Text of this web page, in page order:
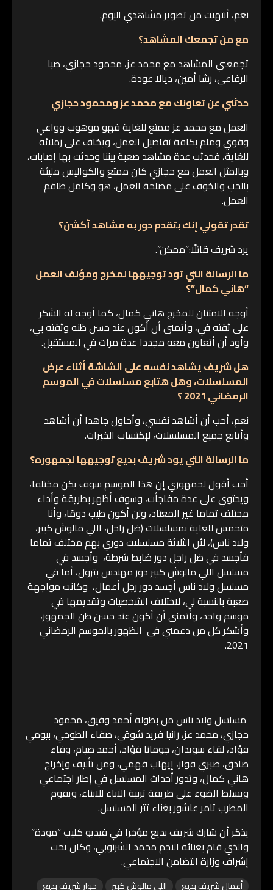
نعم، أنتهيت من تصوير مشاهدي اليوم.
مع من تجمعك المشاهد؟
تجمعني المشاهد مع محمد عز، محمود حجازي، صبا
الرفاعي، رشا أمين، ديالا عودة.
حدثني عن تعاونك مع محمد عز ومحمود حجازي
العمل مع محمد عز ممتع للغاية فهو موهوب وواعي
وقوي وملم بكافة تفاصيل العمل، ويخاف على زملائه
للغاية، فحدثت عدة مشاهد صعبة بيننا وحدثت بها إصابات،
وبالمثل العمل مع حجازي كان ممتع والكواليس مليئة
بالحب والخوف على مصلحة العمل، هو وكامل طاقم
العمل.
تقدر تقولي إنك بتقدم دور به مشاهد أكشن؟
يرد شريف قائلًا:”ممكن”.
ما الرسالة التي تود توجيهها لمخرج ومؤلف العمل
“هاني كمال”؟
أوجه الامتنان للمخرج هاني كمال، كما أوجه له الشكر
على ثقته في، وأتمنى أن أكون عند حسن ظنه وثقته بي،
وأود أن أتعاون معه مجددا عدة مرات في المستقبل.
هل شريف يشاهد نفسه على الشاشة أثناء عرض
المسلسلات، وهل هتابع مسلسلات في الموسم
الرمضاني 2021 ؟
نعم، أحب أن أشاهد نفسي، وأحاول جاهدا أن أشاهد
وأتابع جميع المسلسلات، لإكتساب الخبرات.
ما الرسالة التي يود شريف بديع توجيهها لجمهوره؟
أحب أقول لجمهوري إن هذا الموسم سوف يكن مختلفا،
ويحتوي على عدة مفاجأت، وسوف أظهر بطريقة وأداء
مختلف تماما غير المعتاد، ولن أكون طيب دومًا، وأنا
متحمس للغاية بمسلسلات (ضل راجل، اللي مالوش كبير،
ولاد ناس)، لأن الثلاثة مسلسلات دوري بهم مختلف تماما
فأجسد في ضل راجل دور ضابط شرطة، وأجسد في
مسلسل اللي مالوش كبير دور مهندس بترول، أما في
مسلسل ولاد ناس أجسد دور رجل أعمال، وكانت مواجهة
صعبة بالنسبة لي، لاختلاف الشخصيات وتقديمها في
موسم واحد، وأتمنى أن أكون عند حسن ظن الجمهور،
وأشكر كل من دعمني في الظهور بالموسم الرمضاني
2021.
مسلسل ولاد ناس من بطولة أحمد وفيق، محمود
حجازي، محمد عز، رانيا فريد شوقي، صفاء الطوخي، بيومي
فؤاد، لقاء سويدان، جومانا فؤاد، أحمد صيام، وفاء
صادق، صبري فواز، إيهاب فهمي، ومن تأليف وإخراج
هاني كمال، وتدور أحداث المسلسل في إطار اجتماعي
ويسلط الضوء على طريقة تربية الآباء للابناء، ويقوم
المطرب تامر عاشور بغناء تتر المسلسل.
يذكر أن شارك شريف بديع مؤخرا في فيديو كليب “مودة”
والذي قام بغنائه النجم محمد الشرنوبي، وكان تحت
إشراف وزارة التضامن الاجتماعي.
أعمال شريف بديع اللي مالوش كبير حوار شريف بديع